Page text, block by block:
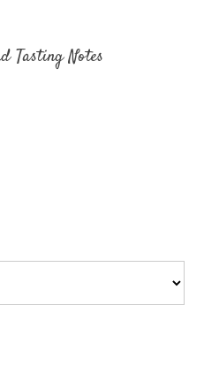
Tasting Notes